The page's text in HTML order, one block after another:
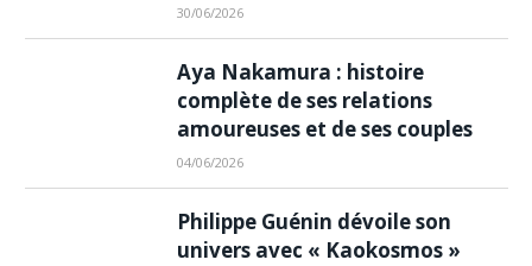
30/06/2026
Aya Nakamura : histoire
complète de ses relations
amoureuses et de ses couples
04/06/2026
Philippe Guénin dévoile son
univers avec « Kaokosmos »